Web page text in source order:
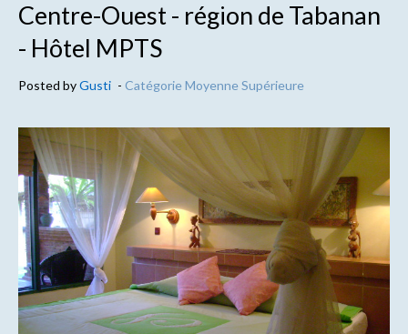
Centre-Ouest - région de Tabanan
- Hôtel MPTS
Posted byGusti - Catégorie Moyenne Supérieure